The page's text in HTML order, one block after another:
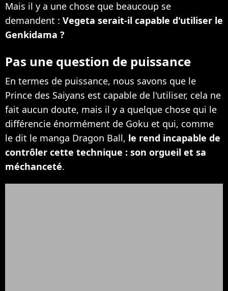
Mais il y a une chose que beaucoup se
demandent : Vegeta serait-il capable d'utiliser le
Genkidama ?
Pas une question de puissance
En termes de puissance, nous savons que le
Prince des Saiyans est capable de l'utiliser, cela ne
fait aucun doute, mais il y a quelque chose qui le
différencie énormément de Goku et qui, comme
le dit le manga Dragon Ball, le rend incapable de
contrôler cette technique : son orgueil et sa
méchanceté.